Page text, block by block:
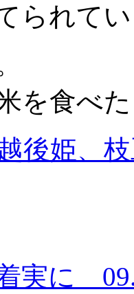
られて
を食べ
後姫、
実に